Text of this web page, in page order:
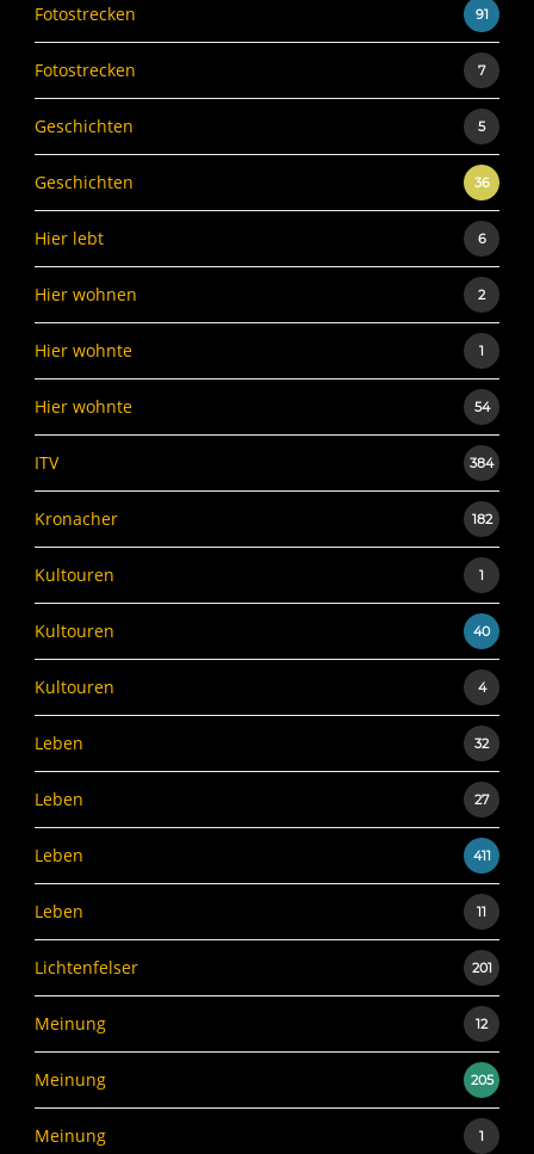
Fotostrecken 91
Fotostrecken 7
Geschichten 5
Geschichten 36
Hier lebt 6
Hier wohnen 2
Hier wohnte 1
Hier wohnte 54
ITV 384
Kronacher 182
Kultouren 1
Kultouren 40
Kultouren 4
Leben 32
Leben 27
Leben 411
Leben 11
Lichtenfelser 201
Meinung 12
Meinung 205
Meinung 1